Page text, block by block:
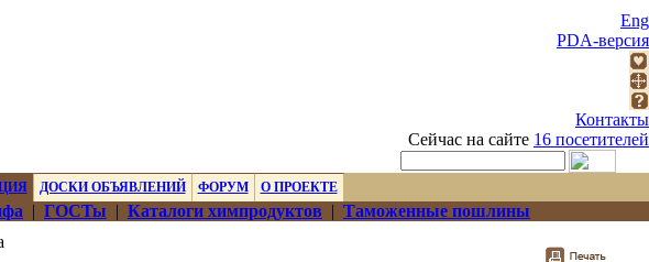
Eng
PDA-версия
Контакты
Сейчас на сайте 16 посетителей
ДОСКИ ОБЪЯВЛЕНИЙ ФОРУМ О ПРОЕКТЕ
| ГОСТы | Каталоги химпродуктов | Таможенные пошлины